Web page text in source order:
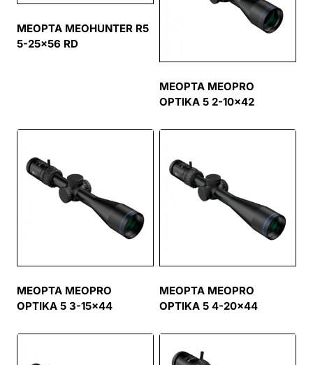
MEOPTA MEOHUNTER R5
5-25×56 RD
MEOPTA MEOPRO
OPTIKA 5 2-10×42
MEOPTA MEOPRO
OPTIKA 5 3-15×44
MEOPTA MEOPRO
OPTIKA 5 4-20×44